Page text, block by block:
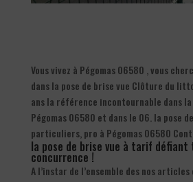
Vous vivez à Pégomas 06580 , vous
dans la pose de brise vue Clôture du
ans la référence incontournable dans la
Pégomas 06580 et dans le 06. la pose
particuliers, pro à Pégomas 06580
la pose de brise vue à tarif
concurrence !
A l’instar de l’ensemble des nos